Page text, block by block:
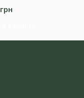
грн